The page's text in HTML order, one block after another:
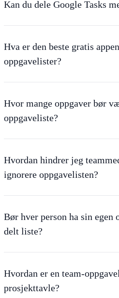
Kan du dele Google Tasks
Hva er den beste gratis
oppgavelister?
Hvor mange oppgaver bør
oppgaveliste?
Hvordan hindrer jeg
ignorere oppgavelisten?
Bør hver person ha sin egen
delt liste?
Hvordan er en team-
prosjekttavle?